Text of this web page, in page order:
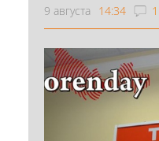
9 августа 14:34 1